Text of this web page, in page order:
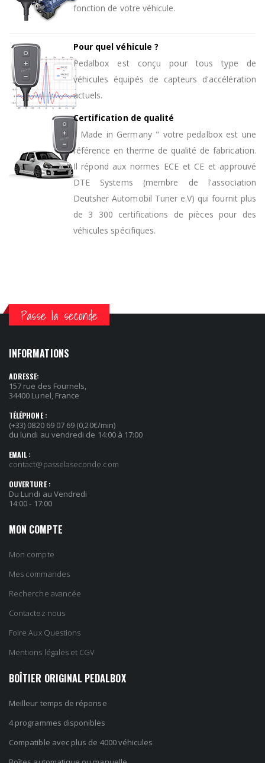
fonction de votre véhicule.
Pour quel véhicule ?
Pedalbox est conçu pour tous type de
véhicules équipés de capteurs d'accélération
actuels.
Certification de qualité
" Made in Germany " votre pedalbox est une
référence en therme de qualité de fabrication.
Il répond aux normes ECE et CE et approuvé
DTE Systems (membre de l'association
Deutsher Automobil Tuner e.V) qui fournit plus
de 3 300 certifications de pièces pour des
véhicules spécifiques.
Passe la seconde
INFORMATIONS
ADRESSE:
157 rue des Fournels,
34400 Lunel, France
TÉLÉPHONE :
(+33) 0820 69 07 69 (0,20€/min)
du lundi au vendredi de 14:00 à 17:00
EMAIL :
contact@passelaseconde.com
OUVERTURE :
Du Lundi au Vendredi
14:00 - 17:00
MON COMPTE
Mon compte
Mes commandes
Recherche avancée
Contactez nous
Foire Aux Questions
Mentions légales et CGV
BOÎTIER ORIGINAL PEDALBOX
Meilleur temps de réponse
4 programmes disponibles
Compatible avec plus de 4000 véhicules